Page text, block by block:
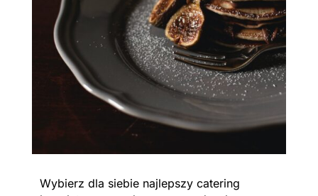
Wybierz dla siebie najlepszy catering